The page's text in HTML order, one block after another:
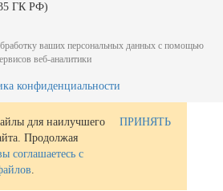
ГК РФ)
ваших персональных данных с помощью
веб-аналитики
конфиденциальности
для наилучшего
Продолжая
соглашаетесь с
.
ПРИНЯТЬ